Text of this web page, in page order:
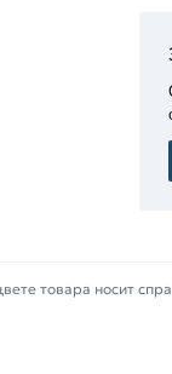
и
товара носит